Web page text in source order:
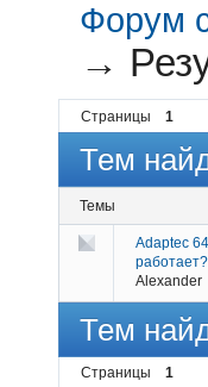
Форум
→
Страницы 1
Тем
Темы
Adaptec
работает?
Alexander
Тем
Страницы 1